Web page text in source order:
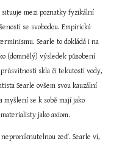
situuje mezi poznatky fyzikální
se svobodou. Empirická
Searle to dokládá i na
(domnělý) výsledek působení
skla či tekutosti vody,
Searle ovšem svou kauzální
myšlení se k sobě mají jako
jako axiom.
zeď. Searle ví,